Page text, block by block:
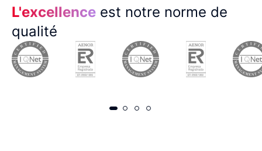
L'excellence est notre norme de
qualité